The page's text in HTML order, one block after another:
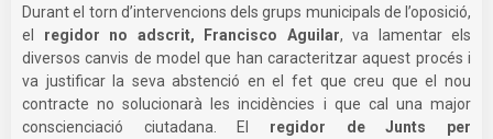
Durant el torn d’intervencions dels grups municipals de l’oposició,
el regidor no adscrit, Francisco Aguilar, va lamentar els
diversos canvis de model que han caracteritzar aquest procés i
va justificar la seva abstenció en el fet que creu que el nou
contracte no solucionarà les incidències i que cal una major
conscienciació ciutadana. El regidor de Junts per